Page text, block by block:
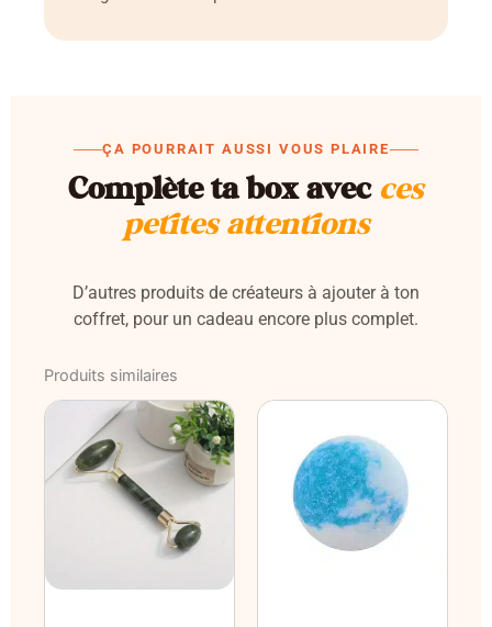
ÇA POURRAIT AUSSI VOUS PLAIRE
Complète ta box avec ces
petites attentions
D’autres produits de créateurs à ajouter à ton
coffret, pour un cadeau encore plus complet.
Produits similaires